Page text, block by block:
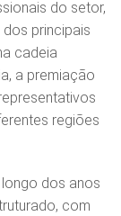
do setor,
principais
cadeia
a premiação
regiões
dos anos
com